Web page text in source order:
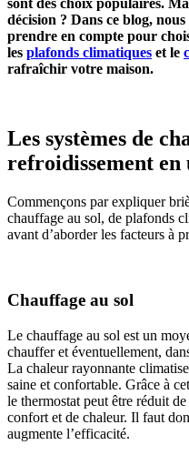
décision ? Dans ce blog,
prendre en compte pour
les plafonds climatiques et le
rafraîchir votre maison.
Les systèmes de
refroidissement en
Commençons par expliquer
chauffage au sol, de plafonds
avant d’aborder les facteurs à
Chauffage au sol
Le chauffage au sol est un
chauffer et éventuellement,
La chaleur rayonnante
saine et confortable. Grâce à
le thermostat peut être réduit
confort et de chaleur. Il faut
augmente l’efficacité.